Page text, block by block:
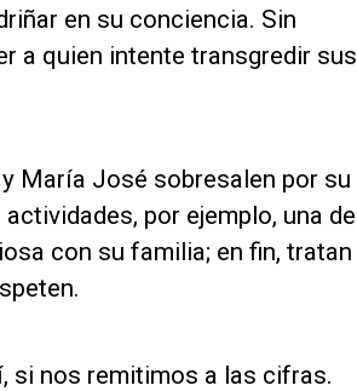
en su conciencia. Sin
a quien intente transgredir sus
María José sobresalen por su
por ejemplo, una de
con su familia; en fin, tratan
si nos remitimos a las cifras.